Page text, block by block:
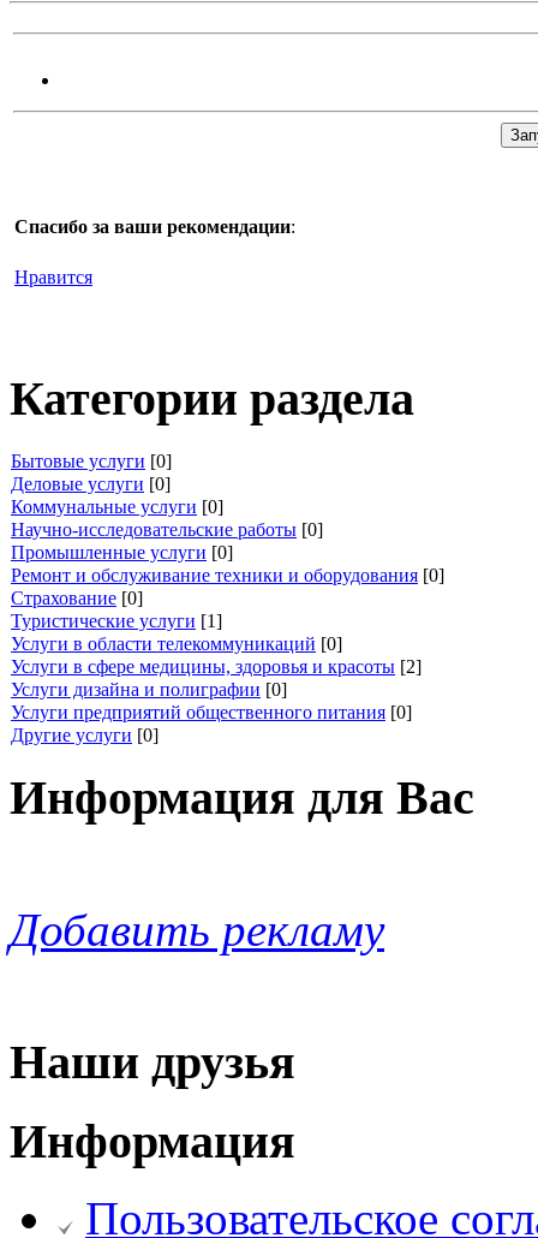
Спасибо за ваши рекомендации:
Нравится
Категории раздела
Бытовые услуги [0]
Деловые услуги [0]
Коммунальные услуги [0]
Научно-исследовательские работы [0]
Промышленные услуги [0]
Ремонт и обслуживание техники и оборудования [0]
Страхование [0]
Туристические услуги [1]
Услуги в области телекоммуникаций [0]
Услуги в сфере медицины, здоровья и красоты [2]
Услуги дизайна и полиграфии [0]
Услуги предприятий общественного питания [0]
Другие услуги [0]
Информация для Вас
Добавить рекламу
Наши друзья
Информация
Пользовательское